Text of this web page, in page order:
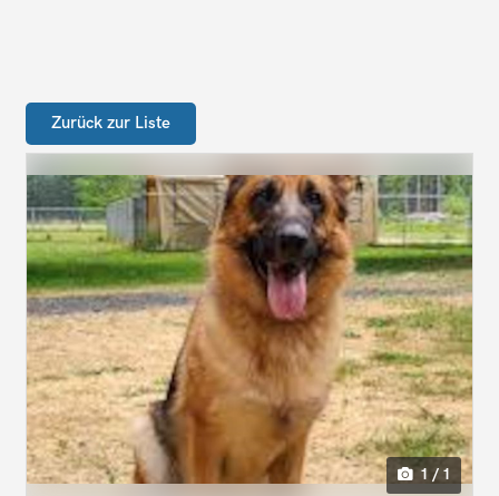
Zurück zur Liste
1 / 1